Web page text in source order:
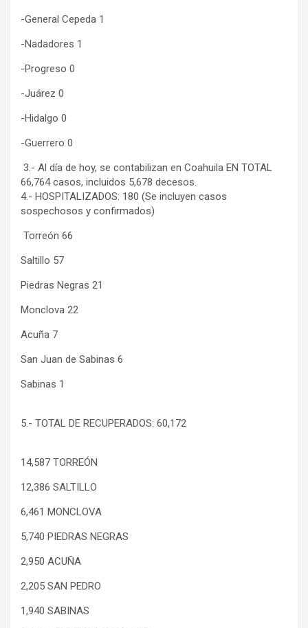
-General Cepeda 1
-Nadadores 1
-Progreso 0
-Juárez 0
-Hidalgo 0
-Guerrero 0
3.- Al día de hoy, se contabilizan en Coahuila EN TOTAL
66,764 casos, incluidos 5,678 decesos.
4.- HOSPITALIZADOS: 180 (Se incluyen casos
sospechosos y confirmados)
Torreón 66
Saltillo 57
Piedras Negras 21
Monclova 22
Acuña 7
San Juan de Sabinas 6
Sabinas 1
5.- TOTAL DE RECUPERADOS: 60,172
14,587 TORREÓN
12,386 SALTILLO
6,461 MONCLOVA
5,740 PIEDRAS NEGRAS
2,950 ACUÑA
2,205 SAN PEDRO
1,940 SABINAS